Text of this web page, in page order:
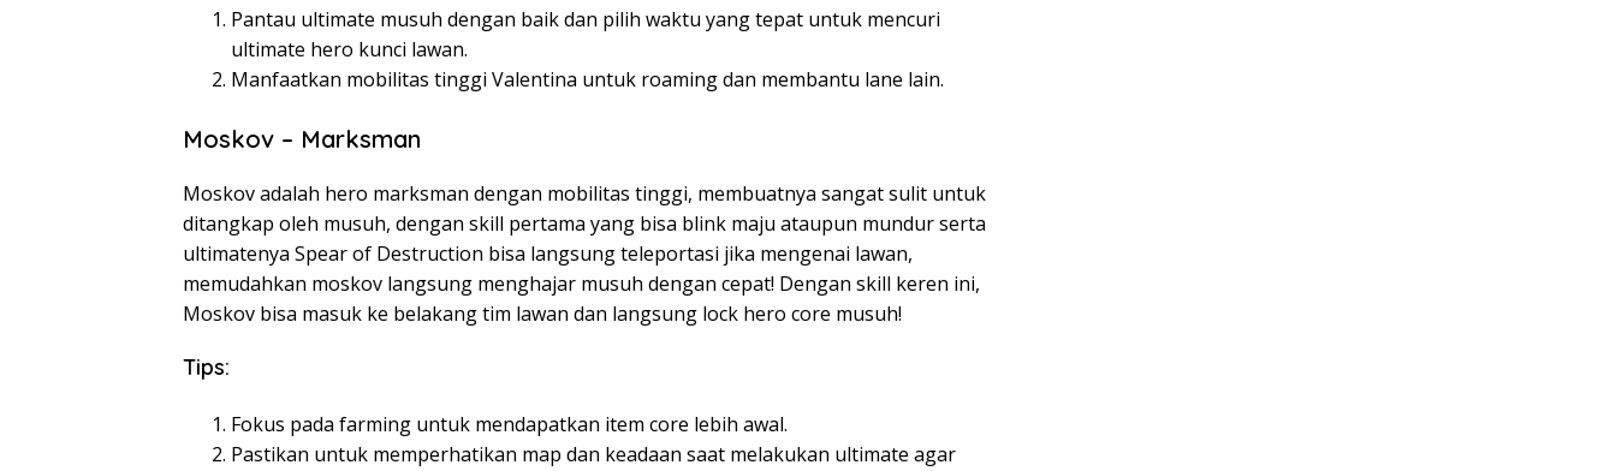
Pantau ultimate musuh dengan baik dan pilih waktu yang tepat untuk mencuri
ultimate hero kunci lawan.
Manfaatkan mobilitas tinggi Valentina untuk roaming dan membantu lane lain.
Moskov – Marksman
Moskov adalah hero marksman dengan mobilitas tinggi, membuatnya sangat sulit untuk
ditangkap oleh musuh, dengan skill pertama yang bisa blink maju ataupun mundur serta
ultimatenya Spear of Destruction bisa langsung teleportasi jika mengenai lawan,
memudahkan moskov langsung menghajar musuh dengan cepat! Dengan skill keren ini,
Moskov bisa masuk ke belakang tim lawan dan langsung lock hero core musuh!
Tips:
Fokus pada farming untuk mendapatkan item core lebih awal.
Pastikan untuk memperhatikan map dan keadaan saat melakukan ultimate agar